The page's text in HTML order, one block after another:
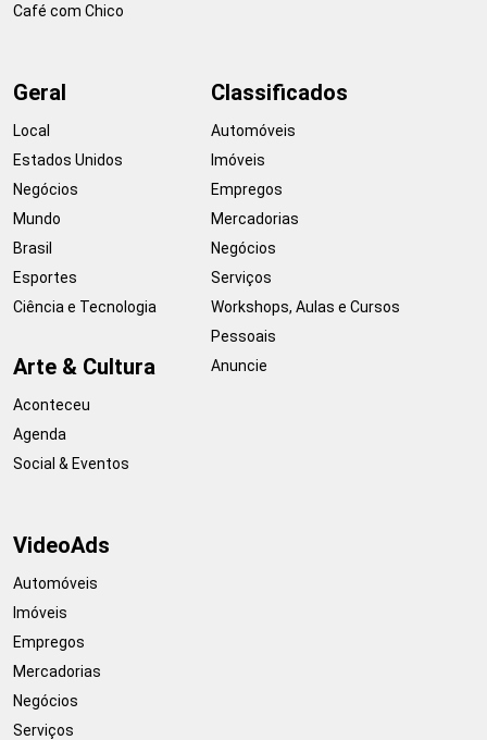
Café com Chico
Geral
Local
Estados Unidos
Negócios
Mundo
Brasil
Esportes
Ciência e Tecnologia
Arte & Cultura
Aconteceu
Agenda
Social & Eventos
Classificados
Automóveis
Imóveis
Empregos
Mercadorias
Negócios
Serviços
Workshops, Aulas e Cursos
Pessoais
Anuncie
VideoAds
Automóveis
Imóveis
Empregos
Mercadorias
Negócios
Serviços